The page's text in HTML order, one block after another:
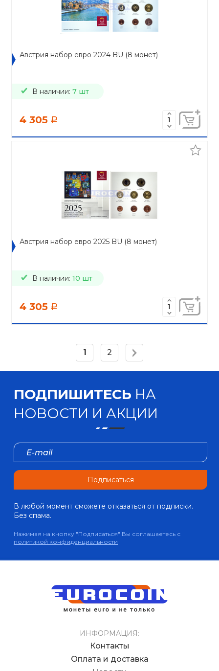
Австрия набор евро 2024 BU (8 монет)
В наличии: 7 шт
4 305 a
Австрия набор евро 2025 BU (8 монет)
В наличии: 10 шт
4 305 a
1 2
ПОДПИШИТЕСЬ НА
НОВОСТИ И АКЦИИ
Подписаться
В любой момент сможете отказаться от подписки.
Без спама.
Нажимая на кнопку "Подписаться" Вы соглашаетесь с
политикой конфиденциальности
ИНФОРМАЦИЯ:
Контакты
Оплата и доставка